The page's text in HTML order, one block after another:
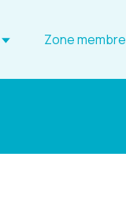
Zone membre